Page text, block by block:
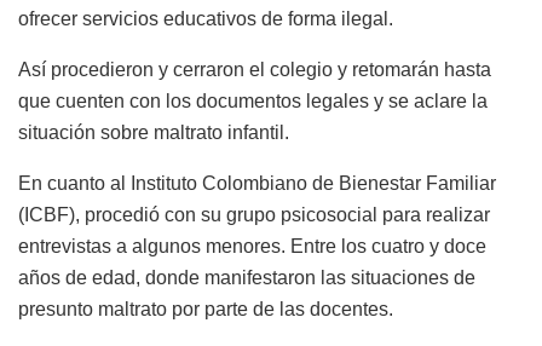
ofrecer servicios educativos de forma ilegal.
Así procedieron y cerraron el colegio y retomarán hasta
que cuenten con los documentos legales y se aclare la
situación sobre maltrato infantil.
En cuanto al Instituto Colombiano de Bienestar Familiar
(ICBF), procedió con su grupo psicosocial para realizar
entrevistas a algunos menores. Entre los cuatro y doce
años de edad, donde manifestaron las situaciones de
presunto maltrato por parte de las docentes.